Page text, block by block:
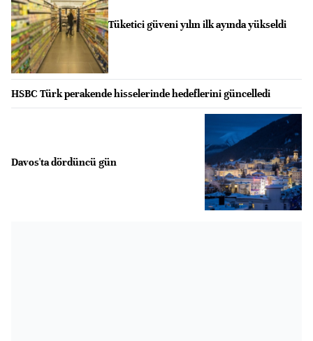
Tüketici güveni yılın ilk ayında yükseldi
HSBC Türk perakende hisselerinde hedeflerini güncelledi
Davos'ta dördüncü gün